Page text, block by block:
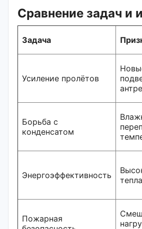
Сравнение задач и
Задача
Усиление пролётов
Борьба с
конденсатом
Энергоэффективность
Пожарная